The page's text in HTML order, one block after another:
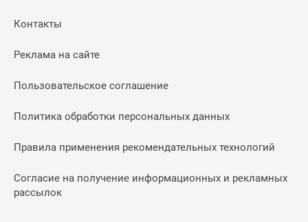
Контакты
Реклама на сайте
Пользовательское соглашение
Политика обработки персональных данных
Правила применения рекомендательных технологий
Согласие на получение информационных и рекламных
рассылок